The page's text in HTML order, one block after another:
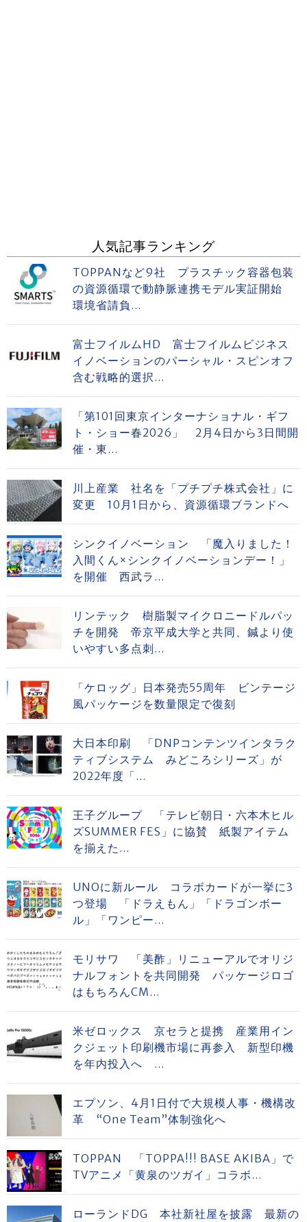
人気記事ランキング
TOPPANなど9社 プラスチック容器包装
の資源循環で動静脈連携モデル実証開始
環境省請負...
富士フイルムHD 富士フイルムビジネス
イノベーションのパーシャル・スピンオフ
含む戦略的選択...
「第101回東京インターナショナル・ギフ
ト・ショー春2026」 2月4日から3日間開
催・東...
川上産業 社名を「プチプチ株式会社」に
変更 10月1日から、資源循環ブランドへ
シンクイノベーション 「魔入りました！
入間くん×シンクイノベーションデー！」
を開催 西武ラ...
リンテック 樹脂製マイクロニードルパッ
チを開発 帝京平成大学と共同、鍼より使
いやすい多点刺...
「ケロッグ」日本発売55周年 ビンテージ
風パッケージを数量限定で復刻
大日本印刷 「DNPコンテンツインタラク
ティブシステム みどころシリーズ」が
2022年度「...
王子グループ 「テレビ朝日・六本木ヒル
ズSUMMER FES」に協賛 紙製アイテム
を揃えた...
UNOに新ルール コラボカードが一挙に3
つ登場 「ドラえもん」「ドラゴンボー
ル」「ワンピー...
モリサワ 「美酢」リニューアルでオリジ
ナルフォントを共同開発 パッケージロゴ
はもちろんCM...
米ゼロックス 京セラと提携 産業用イン
クジェット印刷機市場に再参入 新型印機
を年内投入へ ...
エプソン、4月1日付で大規模人事・機構改
革 “One Team”体制強化へ
TOPPAN 「TOPPA!!! BASE AKIBA」で
TVアニメ「黄泉のツガイ」コラボ...
ローランドDG 本社新社屋を披露 最新の